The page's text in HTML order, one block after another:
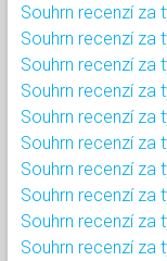
Souhrn recenzí za
Souhrn recenzí za
Souhrn recenzí za
Souhrn recenzí za
Souhrn recenzí za
Souhrn recenzí za
Souhrn recenzí za
Souhrn recenzí za
Souhrn recenzí za
Souhrn recenzí za